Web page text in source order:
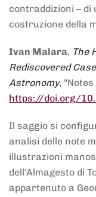
contraddizioni – di
costruzione della
Ivan Malara, The
Rediscovered
Astronomy,
https://doi.org/
Il saggio si
analisi delle note
illustrazioni
dell'Almagesto di
appartenuto a